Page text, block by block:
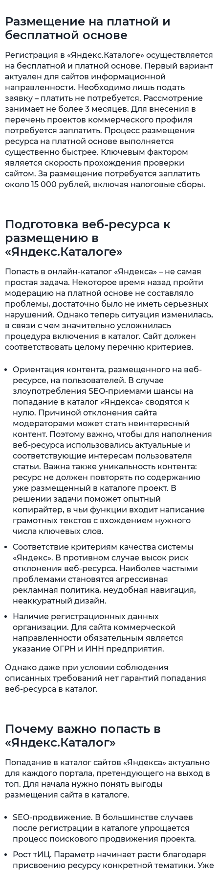
Размещение на платной и
бесплатной основе
Регистрация в «Яндекс.Каталоге» осуществляется
на бесплатной и платной основе. Первый вариант
актуален для сайтов информационной
направленности. Необходимо лишь подать
заявку – платить не потребуется. Рассмотрение
занимает не более 3 месяцев. Для внесения в
перечень проектов коммерческого профиля
потребуется заплатить. Процесс размещения
ресурса на платной основе выполняется
существенно быстрее. Ключевым фактором
является скорость прохождения проверки
сайтом. За размещение потребуется заплатить
около 15 000 рублей, включая налоговые сборы.
Подготовка веб-ресурса к
размещению в
«Яндекс.Каталоге»
Попасть в онлайн-каталог «Яндекса» – не самая
простая задача. Некоторое время назад пройти
модерацию на платной основе не составляло
проблемы, достаточно было не иметь серьезных
нарушений. Однако теперь ситуация изменилась,
в связи с чем значительно усложнилась
процедура включения в каталог. Сайт должен
соответствовать целому перечню критериев.
Ориентация контента, размещенного на веб-
ресурсе, на пользователей. В случае
злоупотребления SEO-приемами шансы на
попадание в каталог «Яндекса» сводятся к
нулю. Причиной отклонения сайта
модераторами может стать неинтересный
контент. Поэтому важно, чтобы для наполнения
веб-ресурса использовались актуальные и
соответствующие интересам пользователя
статьи. Важна также уникальность контента:
ресурс не должен повторять по содержанию
уже размещенный в каталоге проект. В
решении задачи поможет опытный
копирайтер, в чьи функции входит написание
грамотных текстов с вхождением нужного
числа ключевых слов.
Соответствие критериям качества системы
«Яндекс». В противном случае высок риск
отклонения веб-ресурса. Наиболее частыми
проблемами становятся агрессивная
рекламная политика, неудобная навигация,
неаккуратный дизайн.
Наличие регистрационных данных
организации. Для сайта коммерческой
направленности обязательным является
указание ОГРН и ИНН предприятия.
Однако даже при условии соблюдения
описанных требований нет гарантий попадания
веб-ресурса в каталог.
Почему важно попасть в
«Яндекс.Каталог»
Попадание в каталог сайтов «Яндекса» актуально
для каждого портала, претендующего на выход в
топ. Для начала нужно понять выгоды
размещения сайта в каталоге.
SEO-продвижение. В большинстве случаев
после регистрации в каталоге упрощается
процесс поискового продвижения проекта.
Рост тИЦ. Параметр начинает расти благодаря
присвоению ресурсу конкретной тематики. Уже